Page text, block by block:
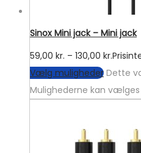
Sinox Mini jack – Mini jack
59,00 kr. – 130,00 kr.
Vælg muligheder Dette
Mulighederne kan